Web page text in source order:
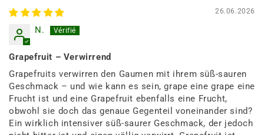
26.06.2026
N.
Grapefruit – Verwirrend
Grapefruits verwirren den Gaumen mit ihrem süß-sauren
Geschmack – und wie kann es sein, grape eine grape eine
Frucht ist und eine Grapefruit ebenfalls eine Frucht,
obwohl sie doch das genaue Gegenteil voneinander sind?
Ein wirklich intensiver süß-saurer Geschmack, der jedoch